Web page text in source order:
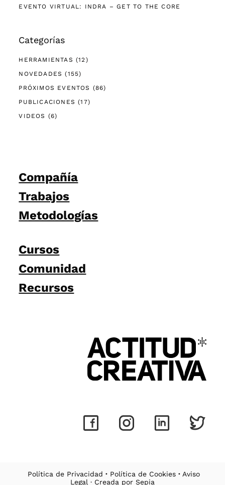
EVENTO VIRTUAL: INDRA – GET TO THE CORE
Categorías
HERRAMIENTAS (12)
NOVEDADES (155)
PRÓXIMOS EVENTOS (86)
PUBLICACIONES (17)
VIDEOS (6)
Compañía
Trabajos
Metodologías
Cursos
Comunidad
Recursos
Política de Privacidad · Política de Cookies · Aviso
Legal · Creada por Sepia